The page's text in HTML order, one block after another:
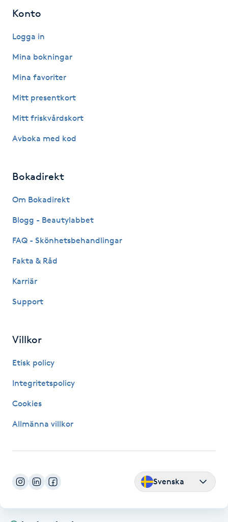
Hyperhidros
Hypnos
Hårbottenbehandling
IPL
IR-massage
Japansk massage
K18
Katun fransar
Kemisk peeling
Keratinbehandling
Konto
Logga in
Mina bokningar
Mina favoriter
Mitt presentkort
Mitt friskvårdskort
Avboka med kod
Bokadirekt
Om Bokadirekt
Blogg - Beautylabbet
FAQ - Skönhetsbehandlingar
Fakta & Råd
Karriär
Support
Villkor
Etisk policy
Integritetspolicy
Cookies
Allmänna villkor
Svenska